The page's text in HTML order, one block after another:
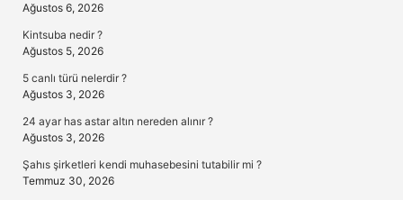
Ağustos 6, 2026
Kintsuba nedir ?
Ağustos 5, 2026
5 canlı türü nelerdir ?
Ağustos 3, 2026
24 ayar has astar altın nereden alınır ?
Ağustos 3, 2026
Şahıs şirketleri kendi muhasebesini tutabilir mi ?
Temmuz 30, 2026